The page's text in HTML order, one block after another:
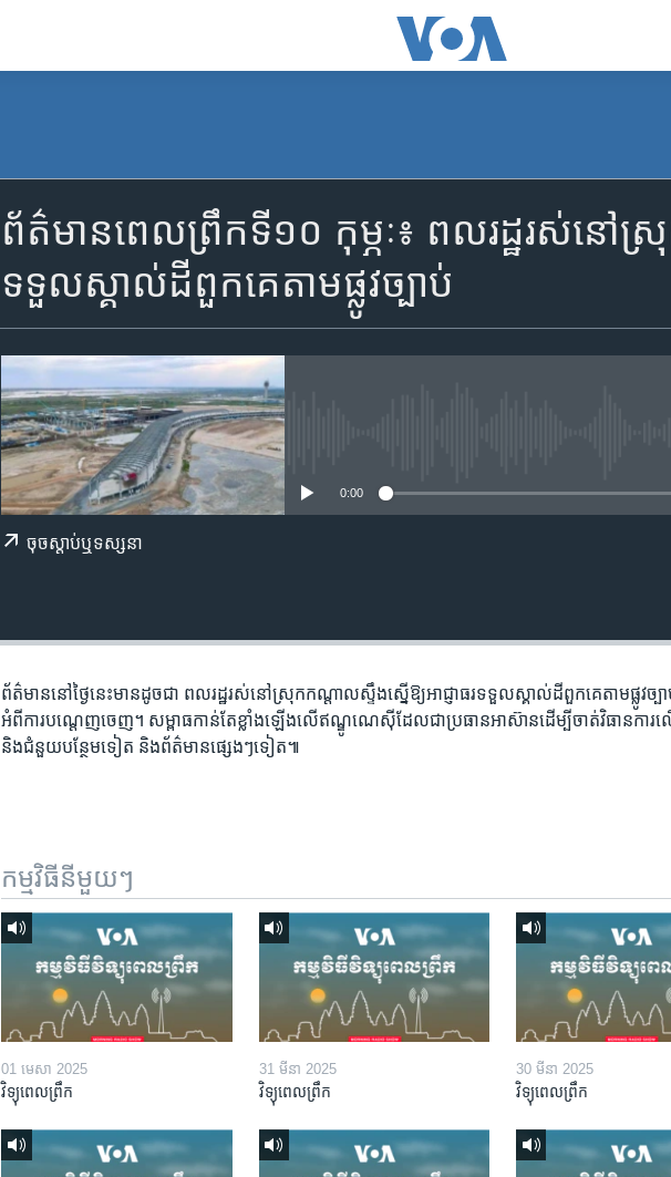
Apple Podcasts
ព័ត៌មាន​ពេលព្រឹក​ទី១០ កុម្ភៈ៖ ពលរដ្ឋ​រស់​នៅ​ស្រុ
ទទួល​ស្គាល់​ដី​ពួកគេ​តាម​ផ្លូវ​ច្បាប់
0:00
ចុច​​ស្តាប់​ឬ​ទស្សនា
ព័ត៌មាន​នៅ​ថ្ងៃ​នេះ​មាន​ដូចជា ពលរដ្ឋ​រស់​នៅ​ស្រុក​កណ្តាលស្ទឹង​​ស្នើ​ឱ្យ​អាជ្ញាធរ​ទទួល​ស្គាល់​ដី​ពួកគេ​តាម​ផ្លូវ​ច្ប
អំពី​ការ​បណ្តេញ​ចេញ។ ​សម្ពាធ​កាន់តែ​ខ្លាំង​ឡើង​លើ​ឥណ្ឌូណេស៊ី​ដែល​ជា​ប្រធាន​អាស៊ាន​ដើម្បី​ចាត់​វិធានការ​ល
និង​ជំនួយ​បន្ថែម​ទៀត និង​ព័ត៌មាន​ផ្សេងៗ​ទៀត៕
កម្មវិធី​នីមួយៗ
01 មេសា 2025
វិទ្យុពេលព្រឹក
31 មីនា 2025
វិទ្យុពេលព្រឹក
30 មីនា 2025
វិទ្យុពេលព្រឹក